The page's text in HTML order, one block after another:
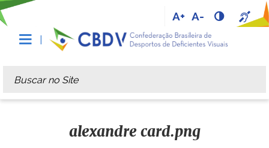
A+ A-
Busca
Busca Avançada…
alexandre card.png